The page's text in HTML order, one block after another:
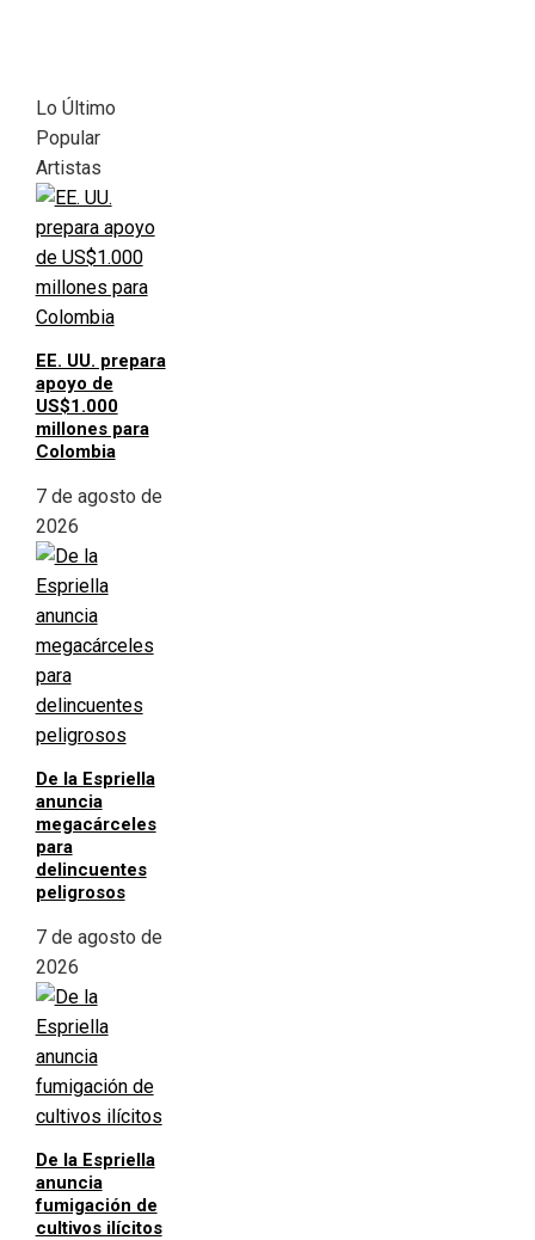
Lo Último
Popular
Artistas
EE. UU. prepara
apoyo de
US$1.000
millones para
Colombia
7 de agosto de
2026
De la Espriella
anuncia
megacárceles
para
delincuentes
peligrosos
7 de agosto de
2026
De la Espriella
anuncia
fumigación de
cultivos ilícitos